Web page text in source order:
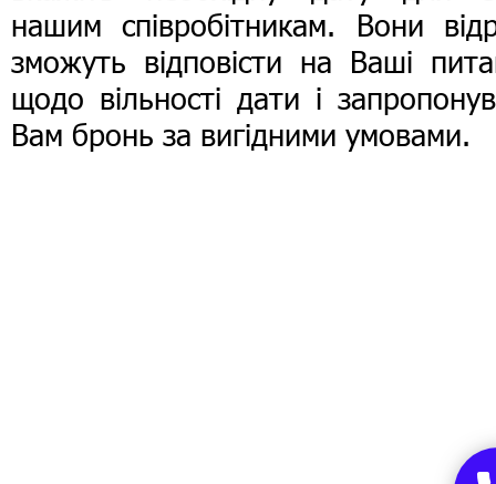
нашим співробітникам. Вони
зможуть відповісти на Ваші
щодо вільності дати і
Вам бронь за вигідними умовами.